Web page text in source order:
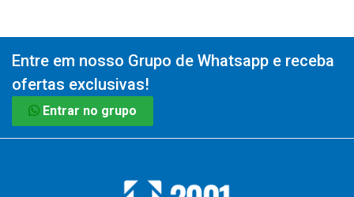
Entre em nosso Grupo de Whatsapp e receba
ofertas exclusivas!
Entrar no grupo